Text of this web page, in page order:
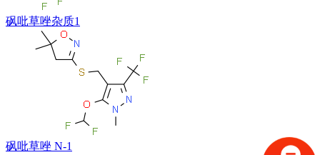
砜吡草唑杂质1
砜吡草唑 N-1